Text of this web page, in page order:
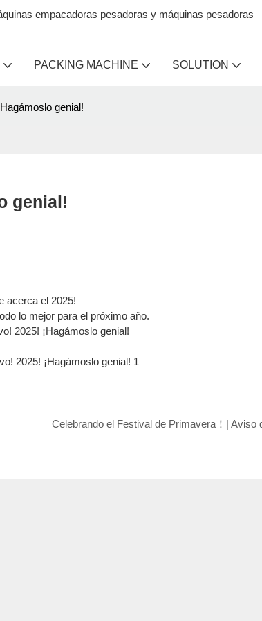
empacadoras pesadoras y máquinas pesadoras
PACKING MACHINE SOLUTION
genial!
genial!
acerca el 2025!
lo mejor para el próximo año.
2025! ¡Hagámoslo genial!